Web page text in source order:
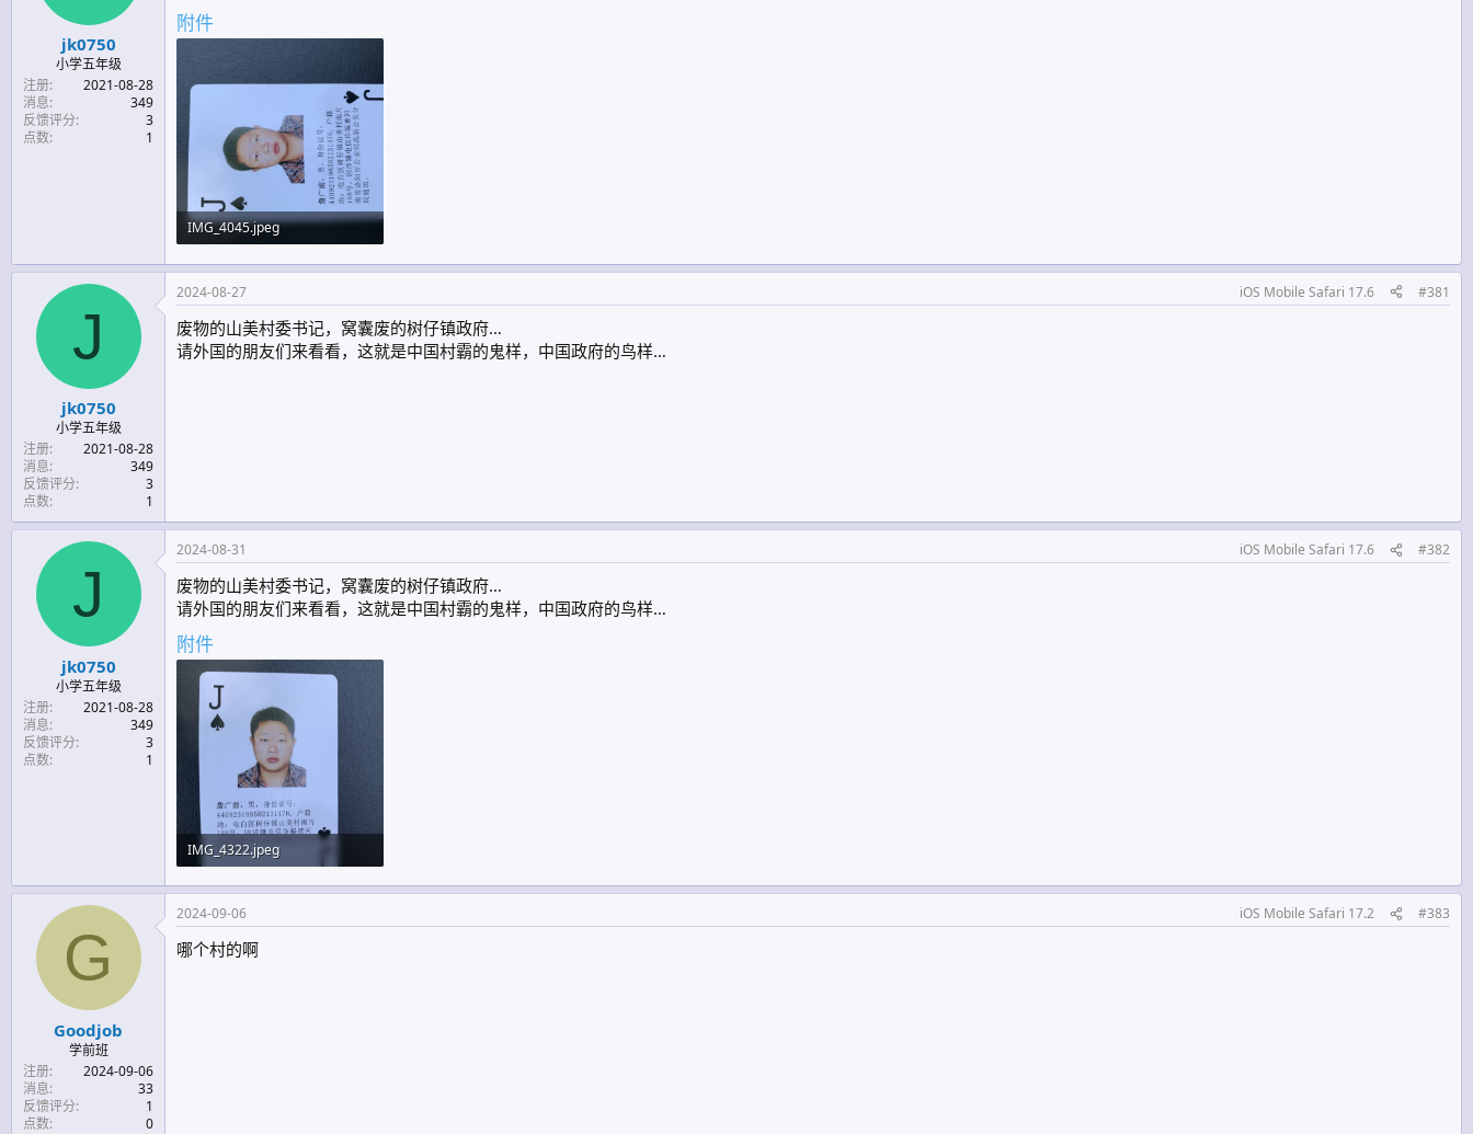
jk0750
小学五年级
注册
2021-08-28
消息
349
反馈评分
3
点数
1
附件
IMG_4045.jpeg
685.7 KB · 查看: 562
J
jk0750
小学五年级
注册
2021-08-28
消息
349
反馈评分
3
点数
1
2024-08-27 iOS Mobile Safari 17.6 #381
废物的山美村委书记，窝囊废的树仔镇政府…
请外国的朋友们来看看，这就是中国村霸的鬼样，中国政府的鸟样…
J
jk0750
小学五年级
注册
2021-08-28
消息
349
反馈评分
3
点数
1
2024-08-31 iOS Mobile Safari 17.6 #382
废物的山美村委书记，窝囊废的树仔镇政府…
请外国的朋友们来看看，这就是中国村霸的鬼样，中国政府的鸟样…
附件
IMG_4322.jpeg
386.1 KB · 查看: 615
G
Goodjob
学前班
注册
2024-09-06
消息
33
反馈评分
1
点数
0
2024-09-06 iOS Mobile Safari 17.2 #383
哪个村的啊